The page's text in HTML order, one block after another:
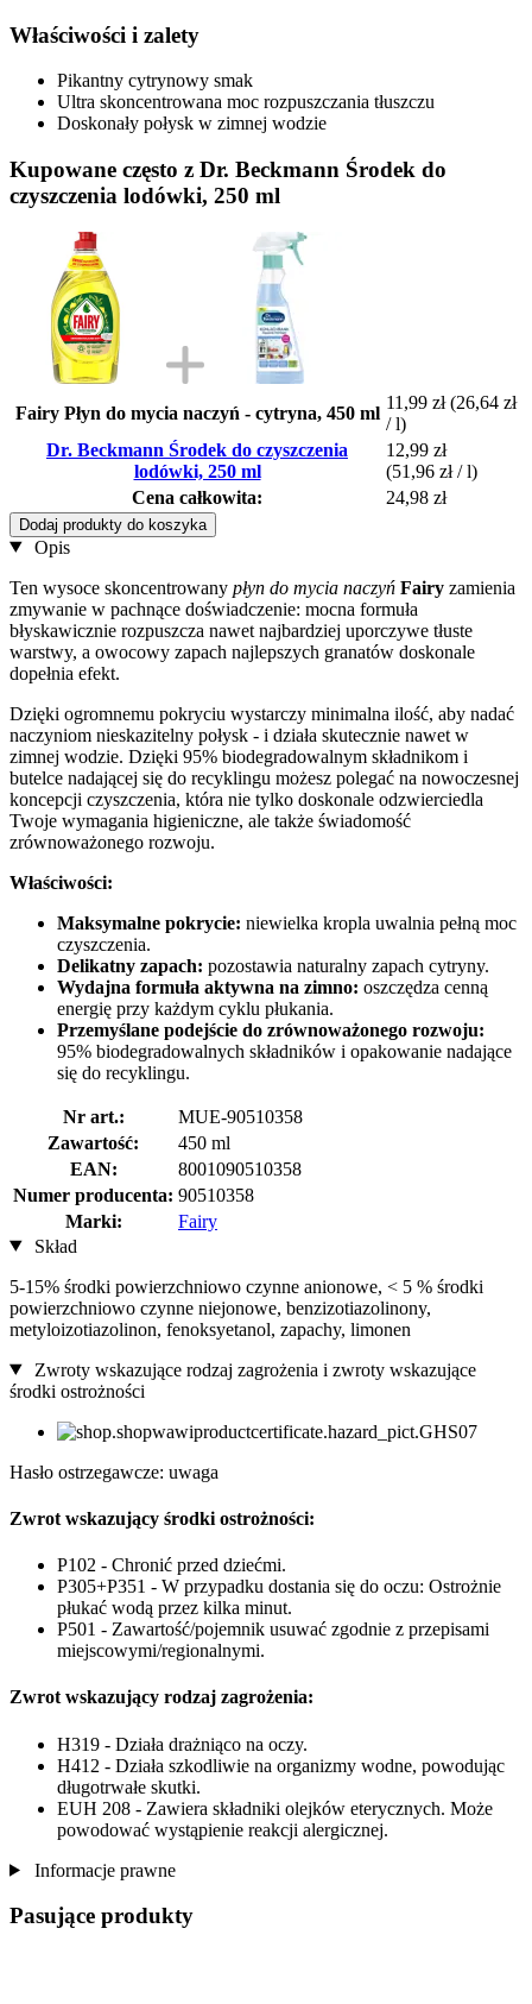
Właściwości i zalety
Pikantny cytrynowy smak
Ultra skoncentrowana moc rozpuszczania tłuszczu
Doskonały połysk w zimnej wodzie
Kupowane często z Dr. Beckmann Środek do
czyszczenia lodówki, 250 ml
Fairy Płyn do mycia naczyń - cytryna, 450 ml
11,99 zł (26,64 zł
/ l)
Dr. Beckmann Środek do czyszczenia
lodówki, 250 ml
12,99 zł
(51,96 zł / l)
Cena całkowita:
24,98 zł
Dodaj produkty do koszyka
Opis
Ten wysoce skoncentrowany płyn do mycia naczyń Fairy zamienia
zmywanie w pachnące doświadczenie: mocna formuła
błyskawicznie rozpuszcza nawet najbardziej uporczywe tłuste
warstwy, a owocowy zapach najlepszych granatów doskonale
dopełnia efekt.
Dzięki ogromnemu pokryciu wystarczy minimalna ilość, aby nadać
naczyniom nieskazitelny połysk - i działa skutecznie nawet w
zimnej wodzie. Dzięki 95% biodegradowalnym składnikom i
butelce nadającej się do recyklingu możesz polegać na nowoczesnej
koncepcji czyszczenia, która nie tylko doskonale odzwierciedla
Twoje wymagania higieniczne, ale także świadomość
zrównoważonego rozwoju.
Właściwości:
Maksymalne pokrycie: niewielka kropla uwalnia pełną moc
czyszczenia.
Delikatny zapach: pozostawia naturalny zapach cytryny.
Wydajna formuła aktywna na zimno: oszczędza cenną
energię przy każdym cyklu płukania.
Przemyślane podejście do zrównoważonego rozwoju:
95% biodegradowalnych składników i opakowanie nadające
się do recyklingu.
Nr art.:
MUE-90510358
Zawartość:
450 ml
EAN:
8001090510358
Numer producenta: 90510358
Marki:
Fairy
Skład
5-15% środki powierzchniowo czynne anionowe, < 5 % środki
powierzchniowo czynne niejonowe, benzizotiazolinony,
metyloizotiazolinon, fenoksyetanol, zapachy, limonen
Zwroty wskazujące rodzaj zagrożenia i zwroty wskazujące
środki ostrożności
Hasło ostrzegawcze: uwaga
Zwrot wskazujący środki ostrożności:
P102 - Chronić przed dziećmi.
P305+P351 - W przypadku dostania się do oczu: Ostrożnie
płukać wodą przez kilka minut.
P501 - Zawartość/pojemnik usuwać zgodnie z przepisami
miejscowymi/regionalnymi.
Zwrot wskazujący rodzaj zagrożenia:
H319 - Działa drażniąco na oczy.
H412 - Działa szkodliwie na organizmy wodne, powodując
długotrwałe skutki.
EUH 208 - Zawiera składniki olejków eterycznych. Może
powodować wystąpienie reakcji alergicznej.
Informacje prawne
Pasujące produkty